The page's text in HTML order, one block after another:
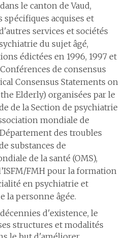
le canton de Vaud,
spécifiques acquises et
services et sociétés
du sujet âgé,
édictées en 1996, 1997 et
de consensus
Consensus Statements on
Elderly) organisées par le
de la Section de psychiatrie
mondiale de
des troubles
substances de
de la santé (OMS),
FMH pour la formation
en psychiatrie et
la personne âgée.
d'existence, le
structures et modalités